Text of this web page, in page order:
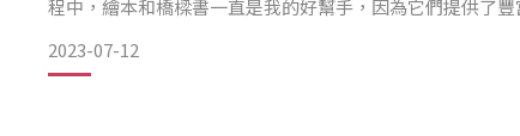
程中，繪本和橋樑書一直是我的好幫手，因為它們提供了豐
通常國小新生剛開學時，對於校園生活和學習模式都感到
經常聽到孩子們不完整的
2023-07-12